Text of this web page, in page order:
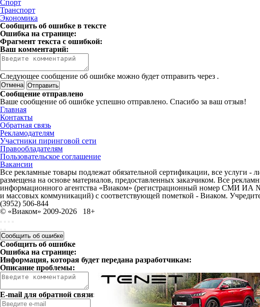
Спорт
Транспорт
Экономика
Сообщить об ошибке в тексте
Ошибка на странице:
Фрагмент текста с ошибкой:
Ваш комментарий:
Следующее сообщение об ошибке можно будет отправить через .
Отмена
Сообщение отправлено
Ваше сообщение об ошибке успешно отправлено. Спасибо за ваш отзыв!
Главная
Контакты
Обратная связь
Рекламодателям
Участники пиринговой сети
Правообладателям
Пользовательское соглашение
Вакансии
Все рекламные товары подлежат обязательной сертификации, все услуги -
размещена на основе материалов, предоставленных заказчиком. Все
информационного агентства «Виаком» (регистрационный номер СМИ ИА
и массовых коммуникаций) с соответствующей пометкой - Виаком.
(3952) 506-844
© «Виаком» 2009-2026 18+
Сообщить об ошибке
Сообщить об ошибке
Ошибка на странице:
Информация, которая будет передана разработчикам:
Описание проблемы:
E-mail для обратной связи: